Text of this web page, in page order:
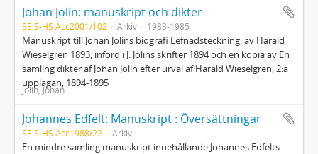
Johan Jolin: manuskript och dikter
SE S-HS Acc2001/102 Arkiv 1983-1985
Manuskript till Johan Jolins biografi Lefnadsteckning, av Harald
Wieselgren 1893, införd i J. Jolins skrifter 1894 och en kopia av En
samling dikter af Johan Jolin efter urval af Harald Wieselgren, 2:a
upplagan, 1894-1895
Jolin, Johan
Johannes Edfelt: Manuskript : Översättningar
SE S-HS Acc1988/22 Arkiv
En mindre samling manuskript innehållande Johannes Edfelts